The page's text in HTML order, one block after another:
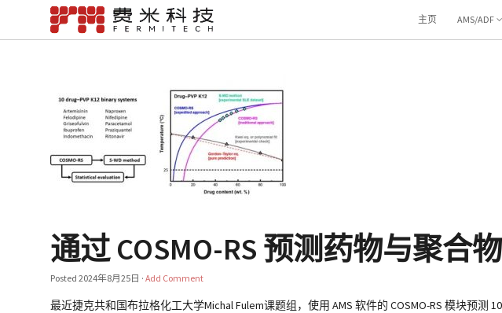
主页 AMS/ADF
通过 COSMO-RS 预测药物与聚合
Posted2024年8月25日 ·Add Comment
最近捷克共和国布拉格化工大学Michal Fulem课题组，使用 AMS 软件的 COSMO-RS 模块预测